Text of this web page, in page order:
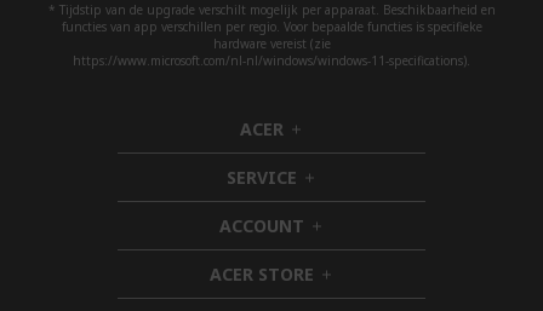
* Tijdstip van de upgrade verschilt mogelijk per apparaat. Beschikbaarheid en
functies van app verschillen per regio. Voor bepaalde functies is specifieke
hardware vereist (zie
https://www.microsoft.com/nl-nl/windows/windows-11-specifications).
ACER h
i
d
d
e
n
SERVICE h
i
d
d
e
n
ACCOUNT h
i
d
d
ACER STORE h
i